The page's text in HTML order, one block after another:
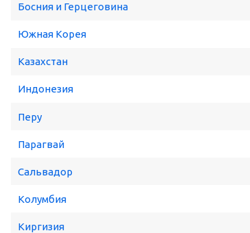
Босния и Герцеговина
Южная Корея
Казахстан
Индонезия
Перу
Парагвай
Сальвадор
Колумбия
Киргизия